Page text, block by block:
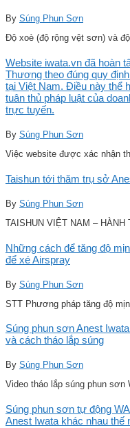
By Súng Phun Sơn
Độ xoè (độ rộng vệt sơn) và độ
Website iwata.vn đã hoàn
Thương theo đúng quy
tại Việt Nam. Điều này thể
tuân thủ pháp luật của
trực tuyến.
By Súng Phun Sơn
Việc website được xác nhận
Taishun tới thăm trụ sở
By Súng Phun Sơn
TAISHUN VIỆT NAM – HÀNH
Những cách để tăng độ
để xé Airspray
By Súng Phun Sơn
STT Phương pháp tăng độ
Súng phun sơn Anest
và cách tháo lắp súng
By Súng Phun Sơn
Video tháo lắp súng phun sơn
Súng phun sơn tự động
Anest Iwata khác nhau thế